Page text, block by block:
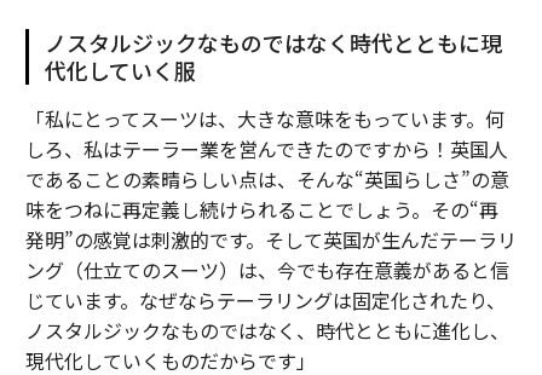
ノスタルジックなものではなく時代とともに現
代化していく服
「私にとってスーツは、大きな意味をもっています。何
しろ、私はテーラー業を営んできたのですから！英国人
であることの素晴らしい点は、そんな“英国らしさ”の意
味をつねに再定義し続けられることでしょう。その“再
発明”の感覚は刺激的です。そして英国が生んだテーラリ
ング（仕立てのスーツ）は、今でも存在意義があると信
じています。なぜならテーラリングは固定化されたり、
ノスタルジックなものではなく、時代とともに進化し、
現代化していくものだからです」